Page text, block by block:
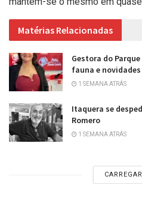
Matérias Relacionadas
Gestora do
fauna e novidades
1 SEMANA ATRÁS
Itaquera se
Romero
1 SEMANA ATRÁS